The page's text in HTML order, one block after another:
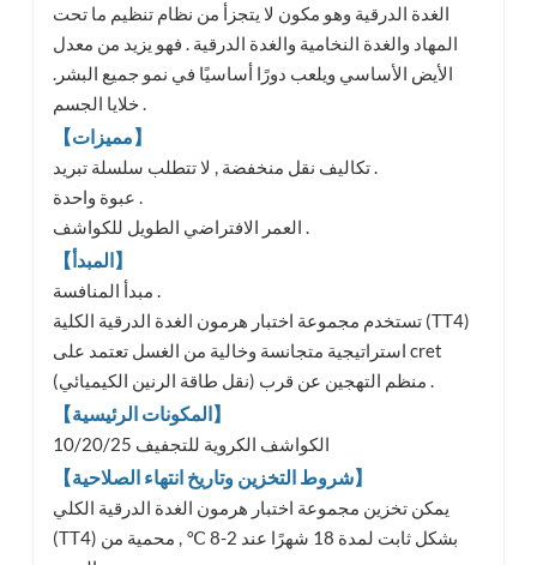
الغدة الدرقية وهو مكون لا يتجزأ من نظام تنظيم ما تحت
المهاد والغدة النخامية والغدة الدرقية . فهو يزيد من معدل
الأيض الأساسي ويلعب دورًا أساسيًا في نمو جميع البشر.
【مميزات】
تكاليف نقل منخفضة , لا تتطلب سلسلة تبريد .
【المبدأ】
تستخدم مجموعة اختبار هرمون الغدة الدرقية الكلية (TT4)
استراتيجية متجانسة وخالية من الغسل تعتمد على cret
【المكونات الرئيسية】
10/20/25 الكواشف الكروية للتجفيف
【شروط التخزين وتاريخ انتهاء الصلاحية】
يمكن تخزين مجموعة اختبار هرمون الغدة الدرقية الكلي
(TT4) بشكل ثابت لمدة 18 شهرًا عند 2-8 ℃ , محمية من